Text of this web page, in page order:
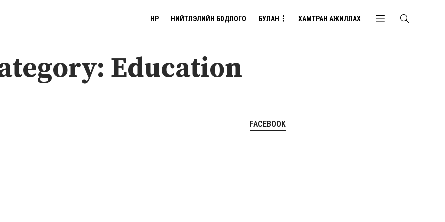
НҮҮР НИЙТЛЭЛИЙН БОДЛОГО БУЛАН ХАМТРАН АЖИЛЛАХ
Education
FACEBOOK